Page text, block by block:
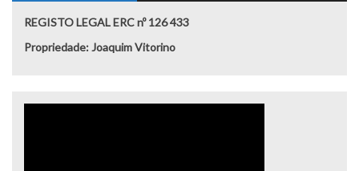
REGISTO LEGAL ERC nº 126 433
Propriedade: Joaquim Vitorino